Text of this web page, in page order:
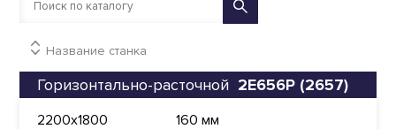
Название станка
Горизонтально-расточной 2Е656Р (2657)
2200x1800 160 мм